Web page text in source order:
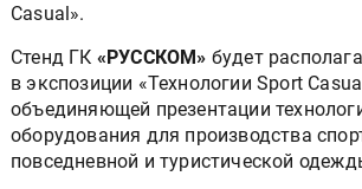
Casual».
Стенд ГК «РУССКОМ» будет
в экспозиции «Технологии Sport
объединяющей презентации
оборудования для производства
повседневной и туристической